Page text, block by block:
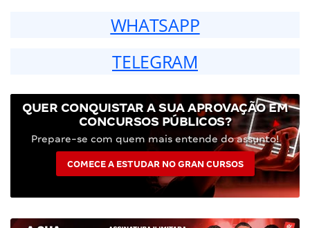
WHATSAPP
TELEGRAM
QUER CONQUISTAR A SUA APROVAÇÃO EM
CONCURSOS PÚBLICOS?
Prepare-se com quem mais entende do assunto!
COMECE A ESTUDAR NO GRAN CURSOS